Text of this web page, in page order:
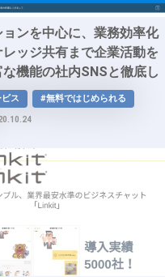
ョンを中心に、業務効率化
ッジ共有まで企業活動を
機能の社内SNSと徹底し
ングで企業の成功へ導く
」
ス
#無料ではじめられる